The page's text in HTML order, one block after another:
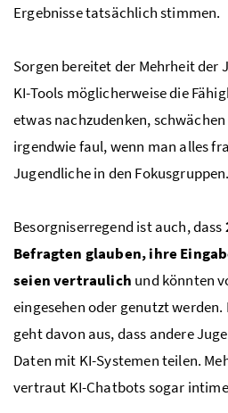
Ergebnisse tatsächlich stimmen.
Sorgen bereitet der Mehrheit der
KI-Tools möglicherweise die
etwas nachzudenken,
irgendwie faul, wenn man alles
Jugendliche in den Fokusgruppen.
Besorgniserregend ist auch, dass
Befragten glauben, ihre
seien vertraulich und könnten
eingesehen oder genutzt werden.
geht davon aus, dass andere
Daten mit KI-Systemen teilen.
vertraut KI-Chatbots sogar